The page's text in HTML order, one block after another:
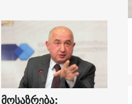
მოსაზრება: